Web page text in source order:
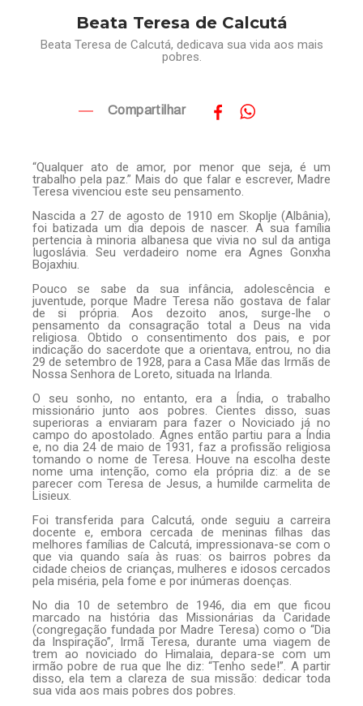
Beata Teresa de Calcutá
Beata Teresa de Calcutá, dedicava sua vida aos mais
pobres.
Compartilhar
“Qualquer ato de amor, por menor que seja, é um
trabalho pela paz.” Mais do que falar e escrever, Madre
Teresa vivenciou este seu pensamento.
Nascida a 27 de agosto de 1910 em Skoplje (Albânia),
foi batizada um dia depois de nascer. A sua família
pertencia à minoria albanesa que vivia no sul da antiga
Iugoslávia. Seu verdadeiro nome era Agnes Gonxha
Bojaxhiu.
Pouco se sabe da sua infância, adolescência e
juventude, porque Madre Teresa não gostava de falar
de si própria. Aos dezoito anos, surge-lhe o
pensamento da consagração total a Deus na vida
religiosa. Obtido o consentimento dos pais, e por
indicação do sacerdote que a orientava, entrou, no dia
29 de setembro de 1928, para a Casa Mãe das Irmãs de
Nossa Senhora de Loreto, situada na Irlanda.
O seu sonho, no entanto, era a Índia, o trabalho
missionário junto aos pobres. Cientes disso, suas
superioras a enviaram para fazer o Noviciado já no
campo do apostolado. Agnes então partiu para a Índia
e, no dia 24 de maio de 1931, faz a profissão religiosa
tomando o nome de Teresa. Houve na escolha deste
nome uma intenção, como ela própria diz: a de se
parecer com Teresa de Jesus, a humilde carmelita de
Lisieux.
Foi transferida para Calcutá, onde seguiu a carreira
docente e, embora cercada de meninas filhas das
melhores famílias de Calcutá, impressionava-se com o
que via quando saía às ruas: os bairros pobres da
cidade cheios de crianças, mulheres e idosos cercados
pela miséria, pela fome e por inúmeras doenças.
No dia 10 de setembro de 1946, dia em que ficou
marcado na história das Missionárias da Caridade
(congregação fundada por Madre Teresa) como o “Dia
da Inspiração”, Irmã Teresa, durante uma viagem de
trem ao noviciado do Himalaia, depara-se com um
irmão pobre de rua que lhe diz: “Tenho sede!”. A partir
disso, ela tem a clareza de sua missão: dedicar toda
sua vida aos mais pobres dos pobres.